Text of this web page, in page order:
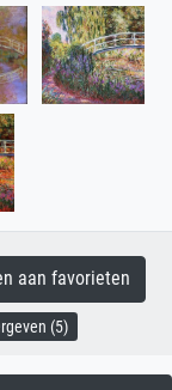
aan favorieten
(5)